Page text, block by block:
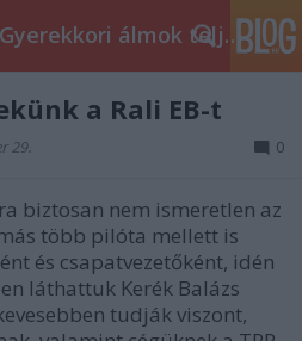
Rallye Dream - Gyerekkori álmok teljesüljetek!
a Rali EB-t
29. 0
biztosan nem ismeretlen az
több pilóta mellett is
és csapatvezetőként, idén
láthattuk Kerék Balázs
tudják viszont,